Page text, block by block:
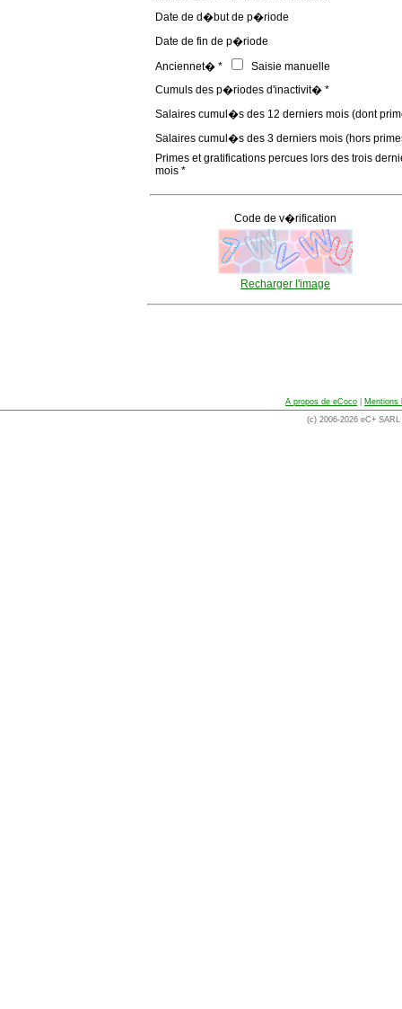
Date de d�but de p�riode
Date de fin de p�riode
Anciennet� *
Saisie manuelle
Cumuls des p�riodes d'inactivit� *
Salaires cumul�s des 12 derniers mois (dont
Salaires cumul�s des 3 derniers mois (hors
Primes et gratifications percues lors des trois
mois *
Code de v�rification
Recharger l'image
A propos de eCoco
Mentions
(c) 2006-2026 eC+